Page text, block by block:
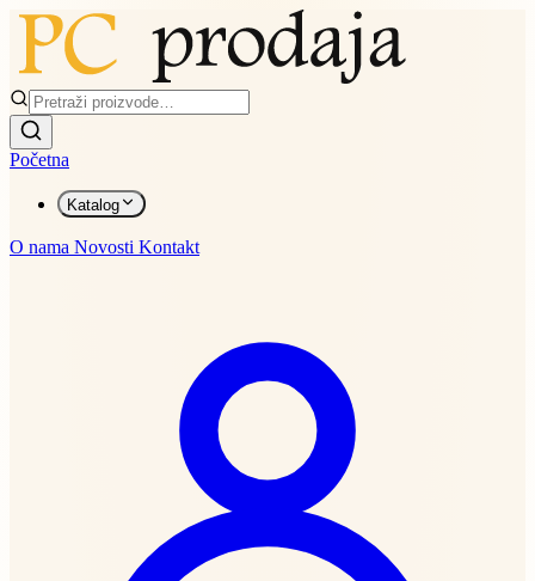
Početna
Katalog
O nama Novosti Kontakt